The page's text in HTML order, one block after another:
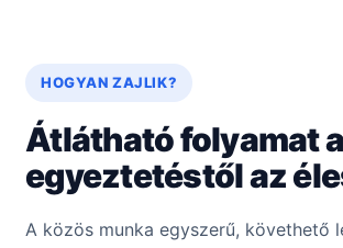
HOGYAN ZAJLIK?
Átlátható folyamat
egyeztetéstől az
A közös munka egyszerű, követhető